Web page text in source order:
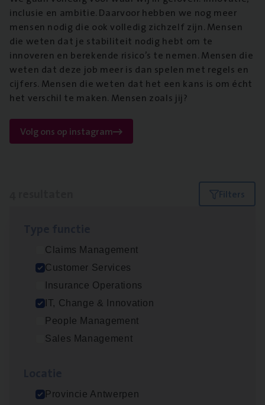
inclusie en ambitie. Daarvoor hebben we nog meer
mensen nodig die ook volledig zichzelf zijn. Mensen
die weten dat je stabiliteit nodig hebt om te
innoveren en berekende risico’s te nemen. Mensen die
weten dat deze job meer is dan spelen met regels en
cijfers. Mensen die weten dat het een kans is om écht
het verschil te maken. Mensen zoals jij?
Volg ons op instagram
Filters
Claims Management
Customer Services
Insurance Operations
IT, Change & Innovation
People Management
Sales Management
Provincie Antwerpen
(Agi­le)ITPro­ject Manager
IT, Change & Innovation
Antwerpen
Cus­to­mer Care Expert
Antwerpen